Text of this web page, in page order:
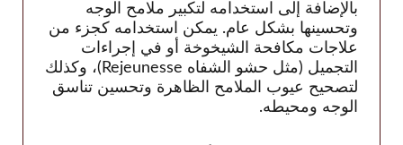
بالإضافة إلى استخدامه لتكبير ملامح الوجه
وتحسينها بشكل عام. يمكن استخدامه كجزء من
علاجات مكافحة الشيخوخة أو في إجراءات
التجميل (مثل حشو الشفاه Rejeunesse)، وكذلك
لتصحيح عيوب الملامح الظاهرة وتحسين تناسق
الوجه ومحيطه.
Restylane
إنتقام
Revofil
Revolax